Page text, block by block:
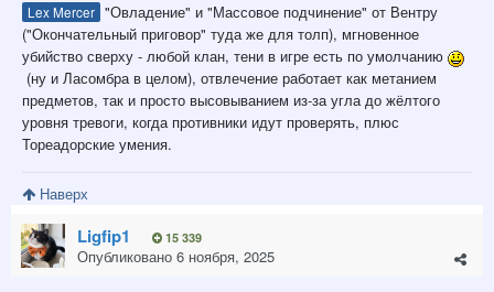
Lex Mercer "Овладение" и "Массовое подчинение" от Вентру
("Окончательный приговор" туда же для толп), мгновенное
убийство сверху - любой клан, тени в игре есть по умолчанию
(ну и Ласомбра в целом), отвлечение работает как метанием
предметов, так и просто высовыванием из-за угла до жёлтого
уровня тревоги, когда противники идут проверять, плюс
Тореадорские умения.
Наверх
Ligfip1 15 339
Опубликовано 6 ноября, 2025